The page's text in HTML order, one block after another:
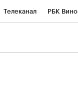
Телеканал РБК Вино